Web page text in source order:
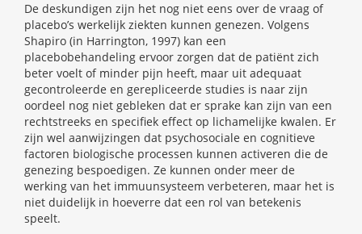
De deskundigen zijn het nog niet eens over de vraag of
placebo’s werkelijk ziekten kunnen genezen. Volgens
Shapiro (in Harrington, 1997) kan een
placebobehandeling ervoor zorgen dat de patiënt zich
beter voelt of minder pijn heeft, maar uit adequaat
gecontroleerde en gerepliceerde studies is naar zijn
oordeel nog niet gebleken dat er sprake kan zijn van een
rechtstreeks en specifiek effect op lichamelijke kwalen. Er
zijn wel aanwijzingen dat psychosociale en cognitieve
factoren biologische processen kunnen activeren die de
genezing bespoedigen. Ze kunnen onder meer de
werking van het immuunsysteem verbeteren, maar het is
niet duidelijk in hoeverre dat een rol van betekenis
speelt.